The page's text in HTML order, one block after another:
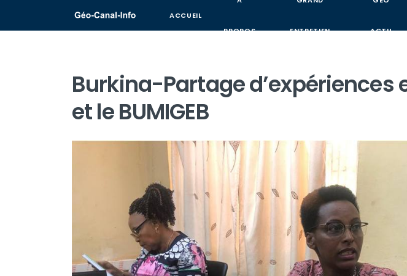
ACCUEIL
PROPOS ENTRETIEN ACTU
Burkina-Partage d’expériences
et le BUMIGEB